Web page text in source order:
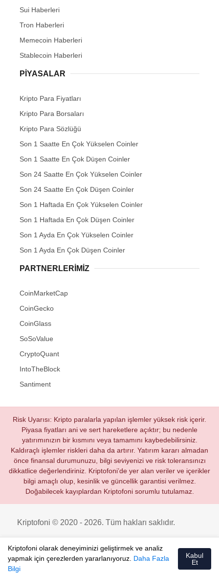
Sui Haberleri
Tron Haberleri
Memecoin Haberleri
Stablecoin Haberleri
PIYASALAR
Kripto Para Fiyatları
Kripto Para Borsaları
Kripto Para Sözlüğü
Son 1 Saatte En Çok Yükselen Coinler
Son 1 Saatte En Çok Düşen Coinler
Son 24 Saatte En Çok Yükselen Coinler
Son 24 Saatte En Çok Düşen Coinler
Son 1 Haftada En Çok Yükselen Coinler
Son 1 Haftada En Çok Düşen Coinler
Son 1 Ayda En Çok Yükselen Coinler
Son 1 Ayda En Çok Düşen Coinler
PARTNERLERIMIZ
CoinMarketCap
CoinGecko
CoinGlass
SoSoValue
CryptoQuant
IntoTheBlock
Santiment
Risk Uyarısı: Kripto paralarla yapılan işlemler yüksek risk içerir.
Piyasa fiyatları ani ve sert hareketlere açıktır; bu nedenle
yatırımınızın bir kısmını veya tamamını kaybedebilirsiniz.
Kaldıraçlı işlemler riskleri daha da artırır. Yatırım kararı almadan
önce finansal durumunuzu, bilgi seviyenizi ve risk toleransınızı
dikkatlice değerlendiriniz. Kriptofoni’de yer alan veriler ve içerikler
bilgi amaçlı olup, kesinlik ve güncellik garantisi verilmez.
Doğabilecek kayıplardan Kriptofoni sorumlu tutulamaz.
Kriptofoni © 2020 - 2026. Tüm hakları saklıdır.
Kriptofoni olarak deneyiminizi geliştirmek ve analiz
yapmak için çerezlerden yararlanıyoruz. Daha Fazla
Bilgi
Kabul
Et